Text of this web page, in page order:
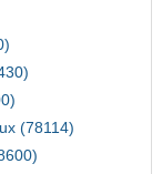
(78114)